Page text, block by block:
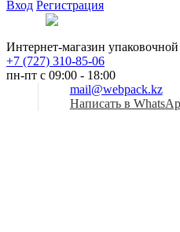
Вход Регистрация
Интернет-магазин
+7 (727) 310-85-06
пн-пт с 09:00 - 18:00
mail@webpack.kz
Написать в